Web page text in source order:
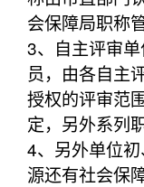
会保障局职称
3、自主评审
员，由各自主
授权的评审范
定，另外系列
4、另外单位
源还有社会保